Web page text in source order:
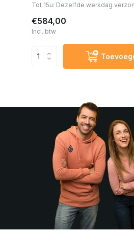
Tot 15u: Dezelfde werkdag
€584,00
Incl. btw